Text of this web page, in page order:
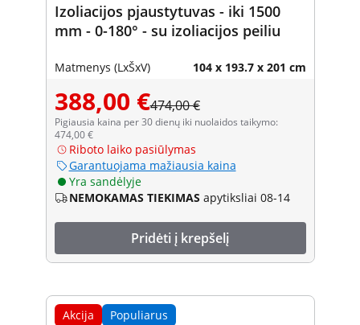
Izoliacijos pjaustytuvas - iki 1500
mm - 0-180° - su izoliacijos peiliu
Matmenys (LxŠxV) 104 x 193.7 x 201 cm
388,00 €474,00 €
Pigiausia kaina per 30 dienų iki nuolaidos taikymo:
474,00 €
Riboto laiko pasiūlymas
Garantuojama mažiausia kaina
Yra sandėlyje
NEMOKAMAS TIEKIMAS apytiksliai 08-14
Pridėti į krepšelį
Akcija Populiarus